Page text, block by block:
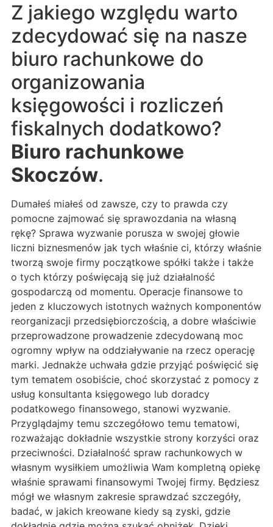
Z jakiego względu warto
zdecydować się na nasze
biuro rachunkowe do
organizowania
księgowości i rozliczeń
fiskalnych dodatkowo?
Biuro rachunkowe
Skoczów.
Dumałeś miałeś od zawsze, czy to prawda czy
pomocne zajmować się sprawozdania na własną
rękę? Sprawa wyzwanie porusza w swojej głowie
liczni biznesmenów jak tych właśnie ci, którzy właśnie
tworzą swoje firmy początkowe spółki także i także
o tych którzy poświęcają się już działalność
gospodarczą od momentu. Operacje finansowe to
jeden z kluczowych istotnych ważnych komponentów
reorganizacji przedsiębiorczością, a dobre właściwie
przeprowadzone prowadzenie zdecydowaną moc
ogromny wpływ na oddziaływanie na rzecz operację
marki. Jednakże uchwała gdzie przyjąć poświęcić się
tym tematem osobiście, choć skorzystać z pomocy z
usług konsultanta księgowego lub doradcy
podatkowego finansowego, stanowi wyzwanie.
Przyglądajmy temu szczegółowo temu tematowi,
rozważając dokładnie wszystkie strony korzyści oraz
przeciwności. Działalność spraw rachunkowych w
własnym wysiłkiem umożliwia Wam kompletną opiekę
właśnie sprawami finansowymi Twojej firmy. Będziesz
mógł we własnym zakresie sprawdzać szczegóły,
badać, w jakich kreowane kiedy są zyski, gdzie